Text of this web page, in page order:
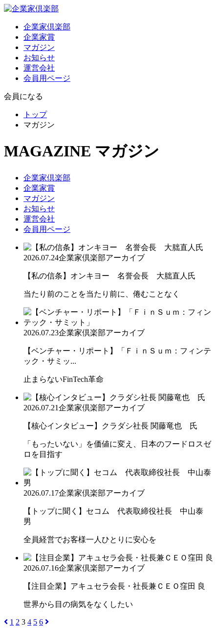
企業家倶楽部
企業家賞
マガジン
お知らせ
運営会社
会員用ページ
会員になる
トップ
マガジン
MAGAZINE マガジン
企業家倶楽部
企業家賞
マガジン
お知らせ
運営会社
会員用ページ
2026.07.24企業家倶楽部アーカイブ
【私の信条】オンキヨー 名誉会長 大朏直人氏
当たり前のことを当たり前に、倦むことなく
2026.07.23企業家倶楽部アーカイブ
【ベンチャー・リポート】「ＦｉｎＳｕｍ：フィンテ
ック・サミッ...
止まらないFinTech革命
2026.07.21企業家倶楽部アーカイブ
【核心インタビュー】クラダシ社長 関藤竜也 氏
「もったいない」を価値に変え、日本のフードロスゼ
ロを目指す
2026.07.17企業家倶楽部アーカイブ
【トップに聞く】セコム 代表取締役社長 中山泰
男
全員経営でお客様一人ひとりに安心を
2026.07.16企業家倶楽部アーカイブ
【注目企業】アキュセラ会長・社長兼ＣＥＯ窪田 良
世界から目の病気をなくしたい
1 2 3 4 5 6